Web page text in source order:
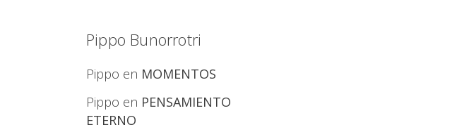
Pippo Bunorrotri
Pippo en MOMENTOS
Pippo en PENSAMIENTO
ETERNO